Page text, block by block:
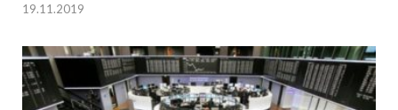
19.11.2019